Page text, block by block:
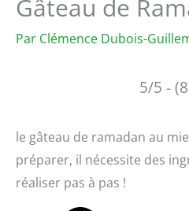
Gâteau de
Par Clémence Dubois-
5/5 -
le gâteau de ramadan au
préparer, il nécessite des
réaliser pas à pas !